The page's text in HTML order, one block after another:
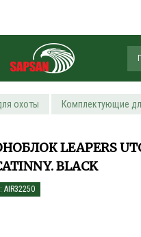
охоты Комплектующие
LEAPERS
BLACK
AIR32250